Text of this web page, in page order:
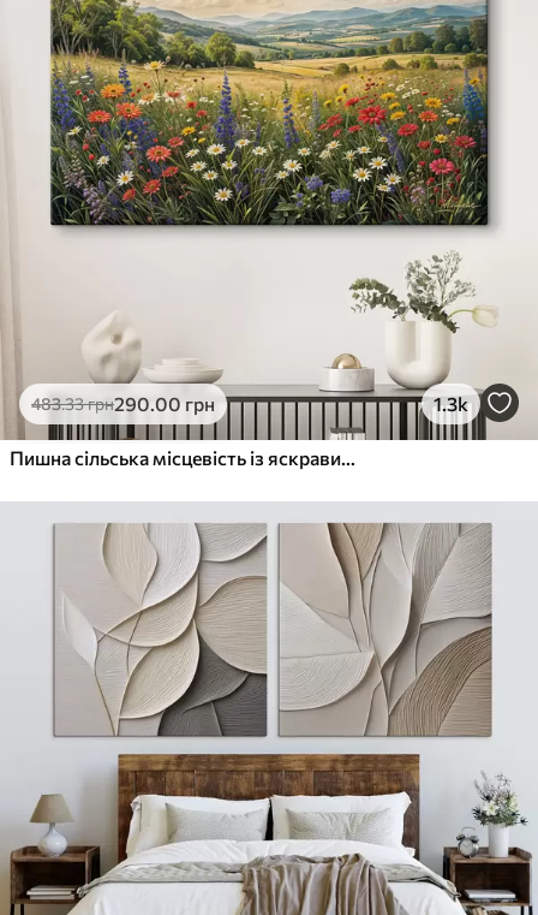
483.33грн290.00 грн 1.3k
Пишна сільська місцевість із яскравим лугом диких квітів, наповненим різнокольоровими квітами під хмарним небом